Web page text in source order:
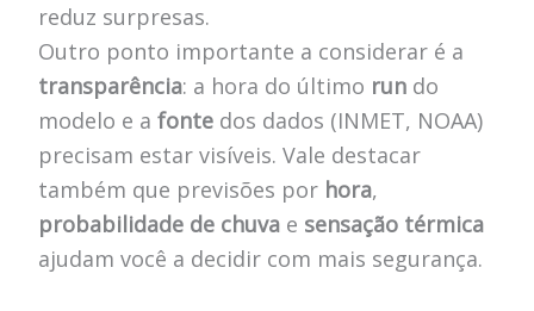
reduz surpresas.
Outro ponto importante a considerar é a
transparência: a hora do último rundo
modelo e a fontedos dados (INMET, NOAA)
precisam estar visíveis. Vale destacar
também que previsões por hora,
probabilidade de chuvae sensação térmica
ajudam você a decidir com mais segurança.